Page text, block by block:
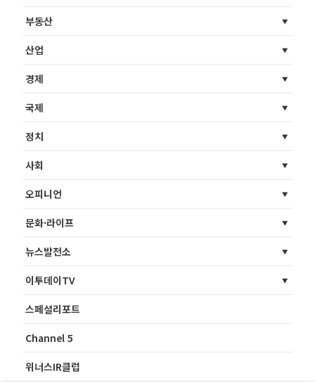
부동산
산업
경제
국제
정치
사회
오피니언
문화·라이프
뉴스발전소
이투데이TV
스페셜리포트
Channel 5
위너스IR클럽